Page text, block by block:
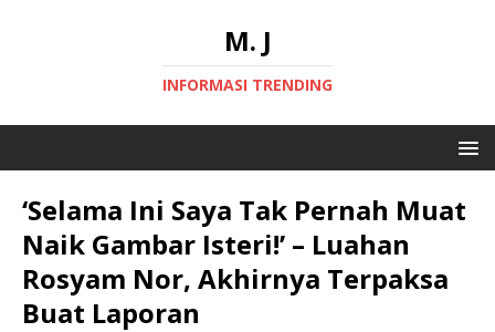
M. J
INFORMASI TRENDING
‘Selama Ini Saya Tak Pernah Muat
Naik Gambar Isteri!’ – Luahan
Rosyam Nor, Akhirnya Terpaksa
Buat Laporan